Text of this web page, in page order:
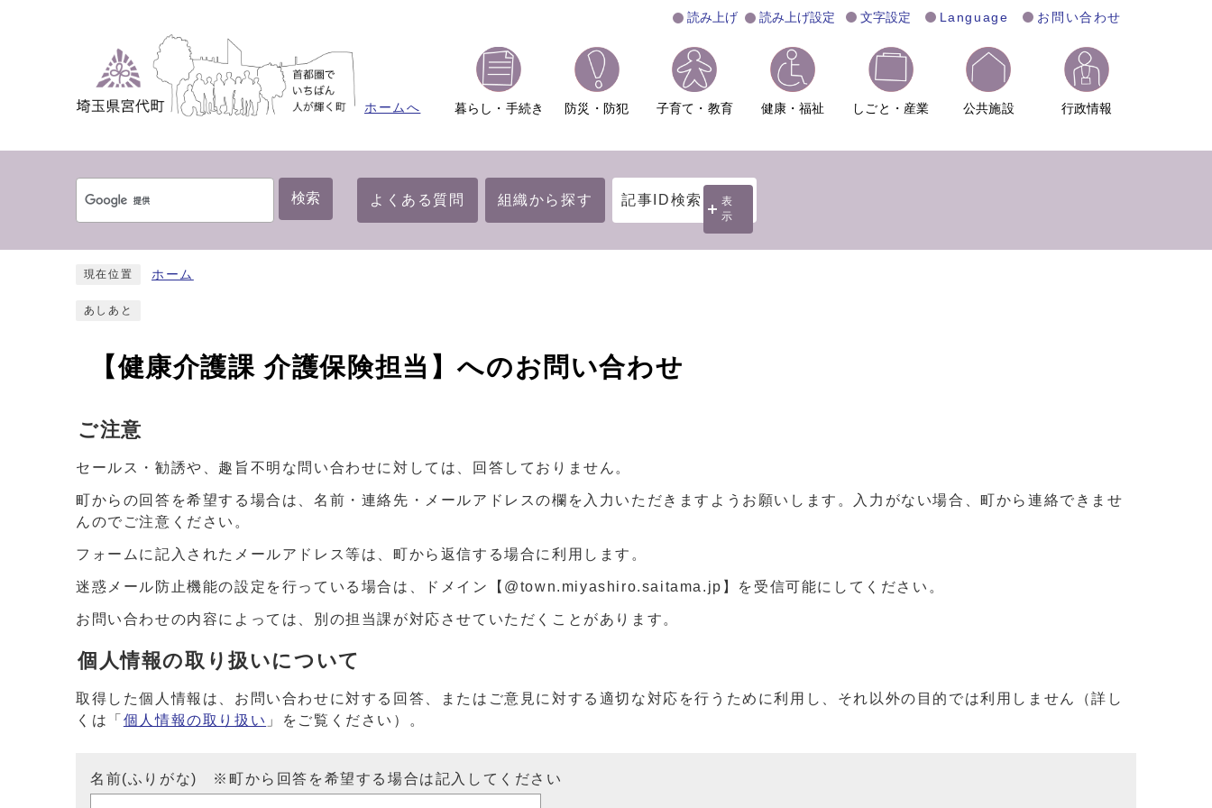
読み上げ 読み上げ設定 文字設定 Language お問い合わせ
ホームへ 暮らし・手続き 防災・防犯 子育て・教育 健康・福祉 しごと・産業 公共施設 行政情報
検索 よくある質問 組織から探す 記事ID検索
表
示
現在位置 ホーム
あしあと
【健康介護課 介護保険担当】へのお問い合わせ
ご注意
セールス・勧誘や、趣旨不明な問い合わせに対しては、回答しておりません。
町からの回答を希望する場合は、名前・連絡先・メールアドレスの欄を入力いただきますようお願いします。入力がない場合、町から連絡できませ
んのでご注意ください。
フォームに記入されたメールアドレス等は、町から返信する場合に利用します。
迷惑メール防止機能の設定を行っている場合は、ドメイン【@town.miyashiro.saitama.jp】を受信可能にしてください。
お問い合わせの内容によっては、別の担当課が対応させていただくことがあります。
個人情報の取り扱いについて
取得した個人情報は、お問い合わせに対する回答、またはご意見に対する適切な対応を行うために利用し、それ以外の目的では利用しません（詳し
くは「 個人情報の取り扱い 」をご覧ください）。
名前(ふりがな) ※町から回答を希望する場合は記入してください